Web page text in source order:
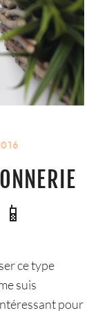
ce type
suis
pour